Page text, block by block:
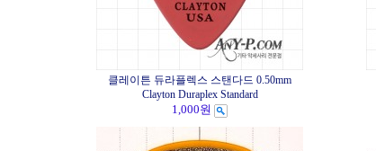
클레이튼 듀라플렉스 스탠다드 0.50mm
Clayton Duraplex Standard
1,000원